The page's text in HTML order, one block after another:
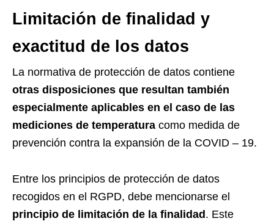
Limitación de finalidad y
exactitud de los datos
La normativa de protección de datos contiene
otras disposiciones que resultan también
especialmente aplicables en el caso de las
mediciones de temperatura como medida de
prevención contra la expansión de la COVID – 19.
Entre los principios de protección de datos
recogidos en el RGPD, debe mencionarse el
principio de limitación de la finalidad . Este